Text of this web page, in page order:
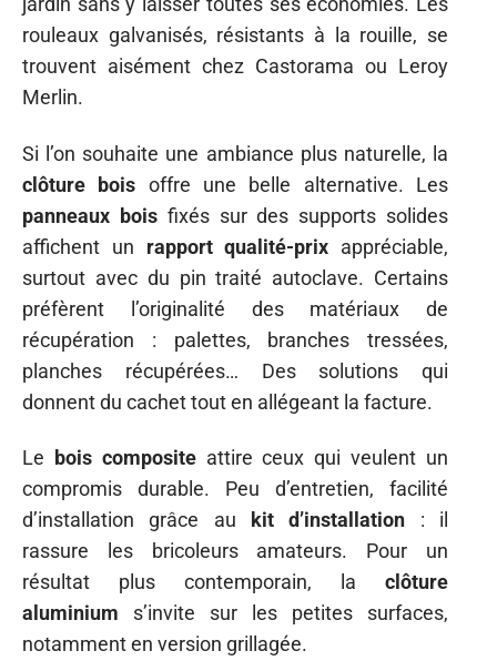
rouleaux galvanisés, résistants à la rouille, se
trouvent aisément chez Castorama ou Leroy
Merlin.
Si l’on souhaite une ambiance plus naturelle, la
clôture bois offre une belle alternative. Les
panneaux boisfixés sur des supports solides
affichent un rapport qualité-prix appréciable,
surtout avec du pin traité autoclave. Certains
préfèrent l’originalité des matériaux de
récupération : palettes, branches tressées,
planches récupérées… Des solutions qui
donnent du cachet tout en allégeant la facture.
Le bois compositeattire ceux qui veulent un
compromis durable. Peu d’entretien, facilité
d’installation grâce au
kit d’installation : il
rassure les bricoleurs amateurs. Pour un
résultat plus contemporain, la clôture
aluminium s’invite sur les petites surfaces,
notamment en version grillagée.